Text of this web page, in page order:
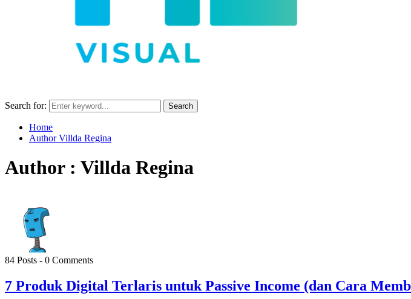
Search for: Search
Home
AuthorVillda Regina
Author : Villda Regina
84 Posts - 0 Comments
7 Produk Digital Terlaris untuk Passive Income (dan Cara